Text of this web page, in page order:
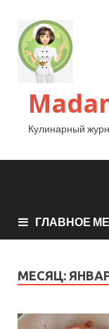
Кулинарный
ГЛАВНОЕ
МЕСЯЦ: